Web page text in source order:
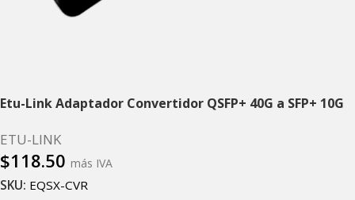
Etu-Link Adaptador Convertidor QSFP+ 40G a SFP+ 10G
ETU-LINK
$118.50 más IVA
SKU: EQSX-CVR